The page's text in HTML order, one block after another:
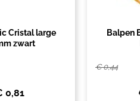
Cristal large
zwart
0,81
Balpen
€0,44